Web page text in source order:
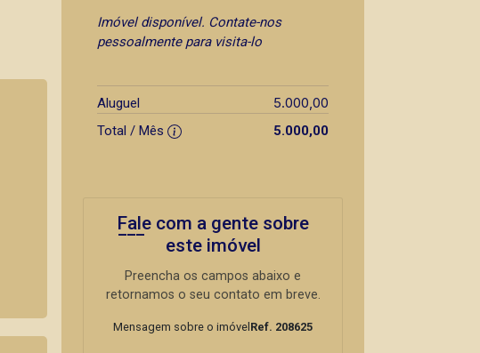
Imóvel disponível. Contate-nos
pessoalmente para visita-lo
Aluguel 5.000,00
Total / Mês 5.000,00
Fale com a gente sobre
este imóvel
Preencha os campos abaixo e
retornamos o seu contato em breve.
Mensagem sobre o imóvel Ref. 208625